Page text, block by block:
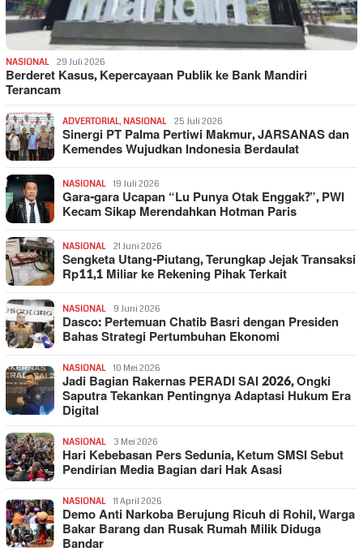
NASIONAL 29 Juli 2026
Berderet Kasus, Kepercayaan Publik ke Bank Mandiri
Terancam
ADVERTORIAL, NASIONAL 25 Juli 2026
Sinergi PT Palma Pertiwi Makmur, JARSANAS dan
Kemendes Wujudkan Indonesia Berdaulat
NASIONAL 19 Juli 2026
Gara-gara Ucapan “Lu Punya Otak Enggak?”, PWI
Kecam Sikap Merendahkan Hotman Paris
NASIONAL 21 Juni 2026
Sengketa Utang-Piutang, Terungkap Jejak Transaksi
Rp11,1 Miliar ke Rekening Pihak Terkait
NASIONAL 9 Juni 2026
Dasco: Pertemuan Chatib Basri dengan Presiden
Bahas Strategi Pertumbuhan Ekonomi
NASIONAL 10 Mei 2026
Jadi Bagian Rakernas PERADI SAI 2026, Ongki
Saputra Tekankan Pentingnya Adaptasi Hukum Era
Digital
NASIONAL 3 Mei 2026
Hari Kebebasan Pers Sedunia, Ketum SMSI Sebut
Pendirian Media Bagian dari Hak Asasi
NASIONAL 11 April 2026
Demo Anti Narkoba Berujung Ricuh di Rohil, Warga
Bakar Barang dan Rusak Rumah Milik Diduga
Bandar